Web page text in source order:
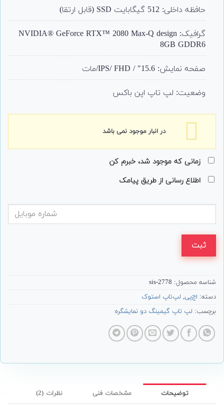
حافظه داخلی: 512 گیگابایت SSD (قابل ارتقا)
گرافیک: NVIDIA® GeForce RTX™ 2080 Max-Q design
8GB GDDR6
صفحه نمایش: 15.6″ / IPS/ FHD/مات
وضعیت: لپ تاپ اپن باکس
در انبار موجود نمی باشد
زمانی که موجود شد، خبرم کن
اطلاع رسانی از طریق پیامک
ثبت
شناسه محصول: 2778-sis
دسته: اچ‌پی, لپ‌تاپ استوک
برچسب: لپ تاپ گیمینگ دو نمایشگره
توضیحات مشخصات فنی نظرات (2)